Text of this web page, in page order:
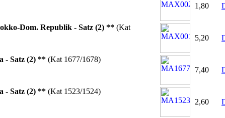
1,80
Dom. Republik - Satz (2) ** (Kat
5,20
- Satz (2) ** (Kat 1677/1678)
7,40
- Satz (2) ** (Kat 1523/1524)
2,60